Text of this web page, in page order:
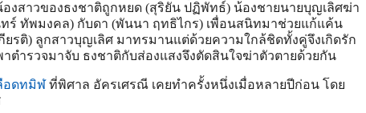
งสาวของธงชาติถูกหยด (สุริยัน ปฏิพัทธ์) น้องชายนายบุญเลิศฆ่า
ทร์ ทัพมงคล) กับดา (พันนา ฤทธิไกร) เพื่อนสนิทมาช่วยแก้แค้น
ยรติ) ลูกสาวบุญเลิศ มาทรมานแต่ด้วยความใกล้ชิดทั้งคู่จึงเกิดรัก
ตำรวจมาจับ ธงชาติกับส่องแสงจึงตัดสินใจฆ่าตัวตายด้วยกัน
อดทมิฬที่พิศาล อัครเศรณี เคยทำครั้งหนึ่งเมื่อหลายปีก่อน โดย